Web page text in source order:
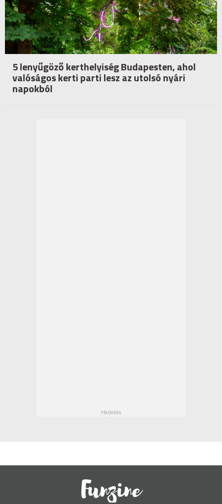
5 lenyűgöző kerthelyiség Budapesten, ahol
valóságos kerti parti lesz az utolsó nyári
napokból